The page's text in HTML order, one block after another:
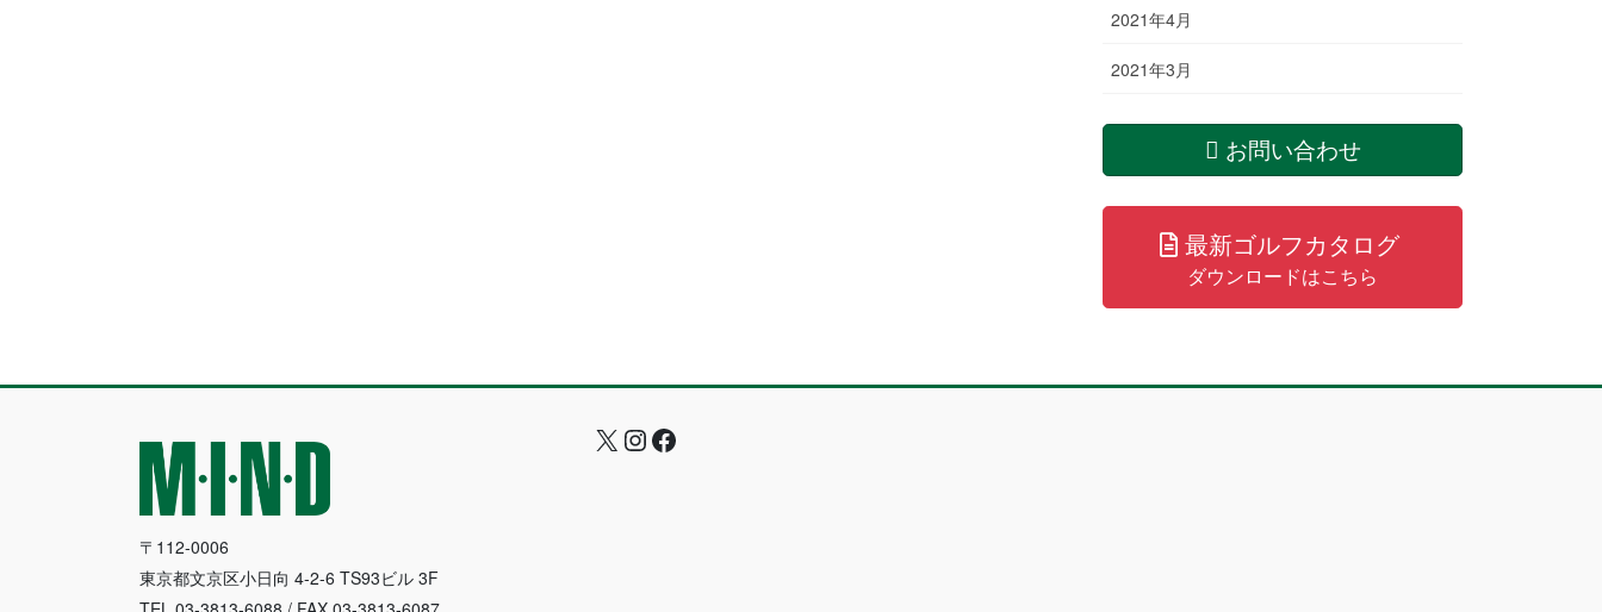
2021年4月
2021年3月
お問い合わせ
最新ゴルフカタログ
ダウンロードはこちら
〒112-0006
東京都文京区小日向 4-2-6 TS93ビル 3F
X Instagram
Facebook